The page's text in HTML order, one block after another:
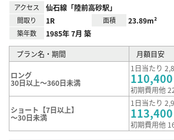
アクセス 仙石線「陸前高砂駅」
間取り 1R 面積 23.89m²
築年数 1985年 7月 築
プラン名・期間 月額目安
ロング
30日以上～360日未満
1日当たり
110,400
初期費用他
ショート【7日以上】
～30日未満
1日当たり
113,400
初期費用他